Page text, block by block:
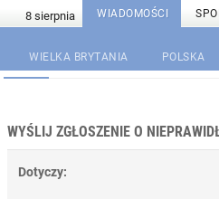
WIADOMOŚCI
WIELKA BRYTANIA POLSKA
WYŚLIJ ZGŁOSZENIE O
Dotyczy: